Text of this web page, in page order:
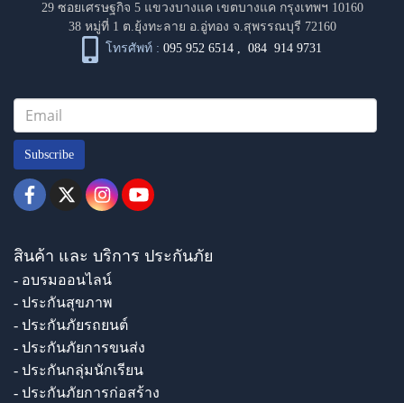
29 ซอยเศรษฐกิจ 5 แขวงบางแค เขตบางแค กรุงเทพฯ 10160
38 หมู่ที่ 1 ต.ยุ้งทะลาย อ.อู่ทอง จ.สุพรรณบุรี 72160
โทรศัพท์ : 095 952 6514 ,084 914 9731
Subscribe
สินค้า และ บริการ ประกันภัย
- อบรมออนไลน์
- ประกันสุขภาพ
- ประกันภัยรถยนต์
- ประกันภัยการขนส่ง
- ประกันกลุ่มนักเรียน
- ประกันภัยการก่อสร้าง